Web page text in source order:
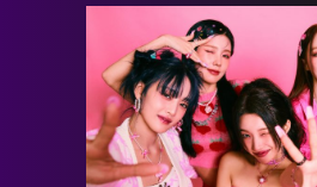
NEWS
PROFILE
SCHEDULE